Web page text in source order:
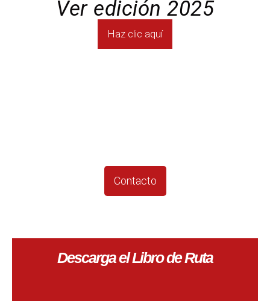
Ver edición 2025
Haz clic aquí
Contacto
Descarga el Libro de Ruta